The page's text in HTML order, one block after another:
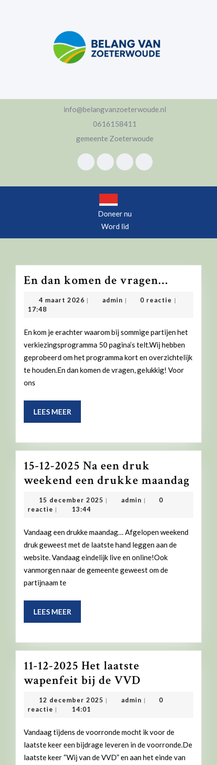
info@belangvanzoeterwoude.nl
0616158411
gemeente Zoeterwoude
Open
Doneer nu
Word lid
En dan komen de vragen…
dan
komen
vragen…
4 maart 2026 4| admin admin
| 0 reactie |
17:48
En kom je erachter waarom bij sommige partijen het
verkiezingsprogramma 50 pagina’s telt.Wij hebben
geprobeerd om het programma kort en overzichtelijk
te houden.En dan komen de vragen, gelukkig! Voor
ons
LEES MEER
MEER
15-12-2025 Na een druk
weekend een drukke maandag
15 december 2025 15
| admin admin
|
0
reactie | 13:44
Vandaag een drukke maandag… Afgelopen weekend
druk geweest met de laatste hand leggen aan de
website. Vandaag eindelijk live en online!Ook
vanmorgen naar de gemeente geweest om de
partijnaam te
LEES MEER
MEER
11-12-2025 Het laatste
wapenfeit bij de VVD
12-
2025
laatste
wapenfeit
12 december 2025 12
| admin admin
|
0
reactie | 14:01
Vandaag tijdens de voorronde mocht ik voor de
laatste keer een bijdrage leveren in de voorronde.De
laatste keer “Wij van de VVD” en aan het einde van